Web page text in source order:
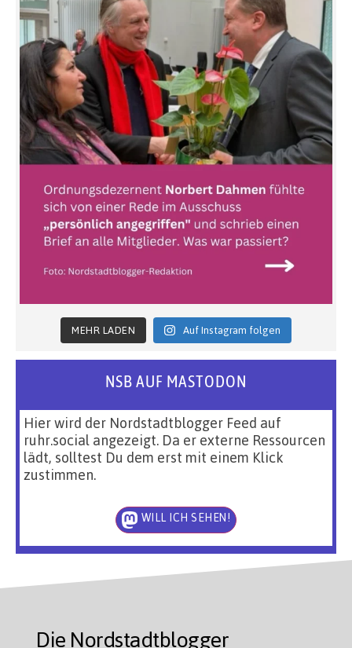
MEHR LADEN Auf Instagram folgen
NSB AUF MASTODON
Hier wird der Nordstadtblogger Feed auf
ruhr.social angezeigt. Da er externe Ressourcen
lädt, solltest Du dem erst mit einem Klick
zustimmen.
WILL ICH SEHEN!
Die Nordstadtblogger